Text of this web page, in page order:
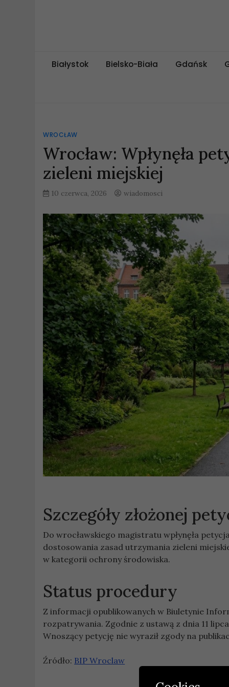
spotlokalny.pl
Białystok Bielsko-Biała Gdańsk
WROCŁAW
Wrocław: Wpłynęła
zieleni miejskiej
10 czerwca, 2026 wiadomosci
Szczegóły złożonej
Do wrocławskiego magistratu wpłynęła
dostosowania zasad utrzymania zieleni
w kategorii ochrony środowiska.
Status procedury
Z informacji opublikowanych w Biuletynie
rozpatrywania. Zgodnie z ustawą z dnia 11
Wnoszący petycję nie wyraził zgody na
Źródło: BIP Wroclaw